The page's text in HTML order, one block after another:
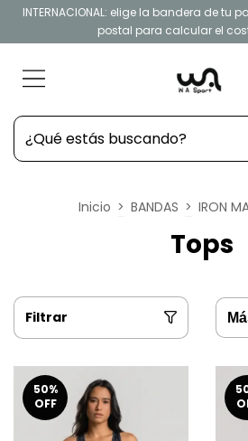
INTERNACIONAL: elige la bandera de tu
postal para calcular el
Inicio > BANDAS > IRON
Tops
Filtrar
50%
OFF